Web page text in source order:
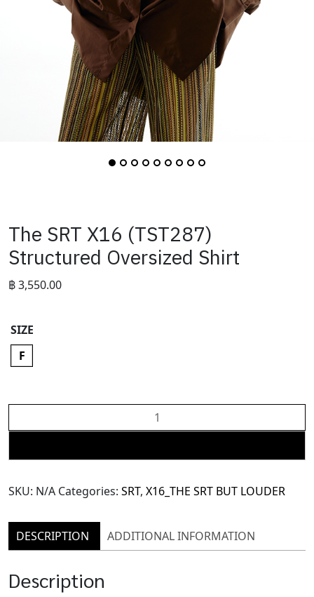
The SRT X16 (TST287)
Structured Oversized Shirt
฿3,550.00
SIZE
F
SRT
(TST287)
Oversized
quantity
SKU: N/A Categories: SRT, X16_THE SRT BUT LOUDER
DESCRIPTION ADDITIONAL INFORMATION
Description